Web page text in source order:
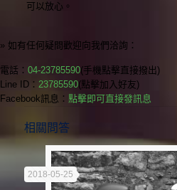
可以放心。
» 如有任何疑問歡迎向我們洽詢：
電話： 04-23785590(手機點擊直接撥出)
Line ID： 23785590(點擊加入好友)
Facebook訊息： 點擊即可直接發訊息
相關問答
2018-05-25